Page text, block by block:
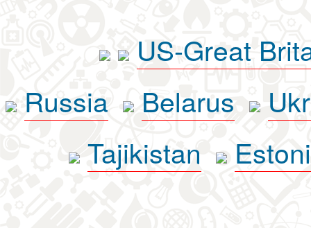
US-Great
Russia
Belarus
Tajikistan